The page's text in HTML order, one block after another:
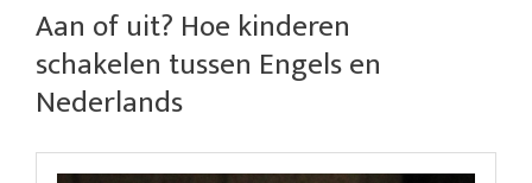
naar
inhoud
Aan of uit? Hoe kinderen
schakelen tussen Engels en
Nederlands